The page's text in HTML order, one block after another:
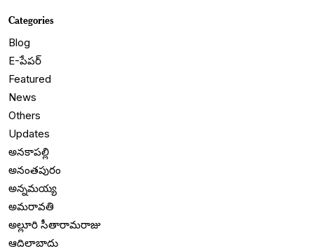
Categories
Blog
E-పేపర్
Featured
News
Others
Updates
అనకాపల్లి
అనంతపురం
అన్నమయ్య
అమరావతి
అల్లూరి సీతారామరాజు
ఆదిలాబాదు